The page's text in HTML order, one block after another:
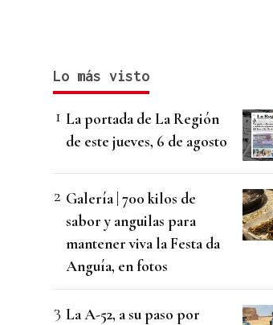
Lo más visto
La portada de La Región
de este jueves, 6 de agosto
Galería | 700 kilos de
sabor y anguilas para
mantener viva la Festa da
Anguía, en fotos
La A-52, a su paso por